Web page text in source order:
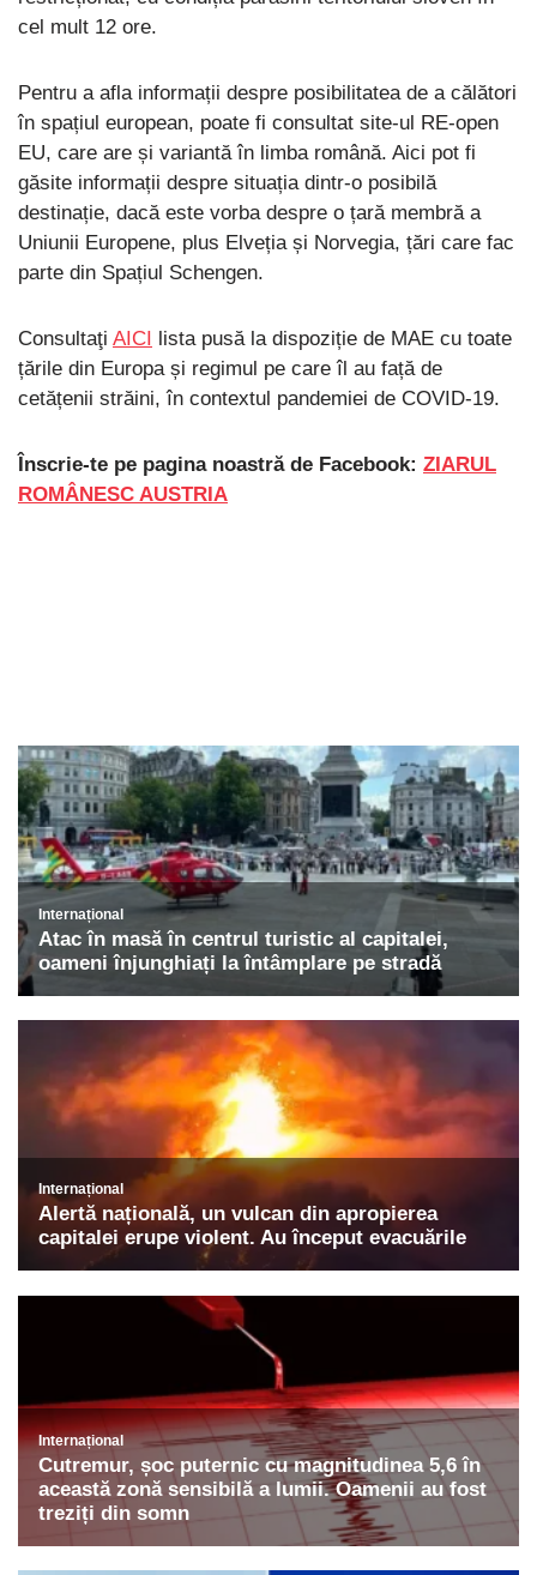
cel mult 12 ore.
Pentru a afla informații despre posibilitatea de a călători
în spațiul european, poate fi consultat site-ul RE-open
EU, care are și variantă în limba română. Aici pot fi
găsite informații despre situația dintr-o posibilă
destinație, dacă este vorba despre o țară membră a
Uniunii Europene, plus Elveția și Norvegia, țări care fac
parte din Spațiul Schengen.
Consultaţi AICI lista pusă la dispoziție de MAE cu toate
țările din Europa și regimul pe care îl au față de
cetățenii străini, în contextul pandemiei de COVID-19.
Înscrie-te pe pagina noastră de Facebook: ZIARUL
ROMÂNESC AUSTRIA